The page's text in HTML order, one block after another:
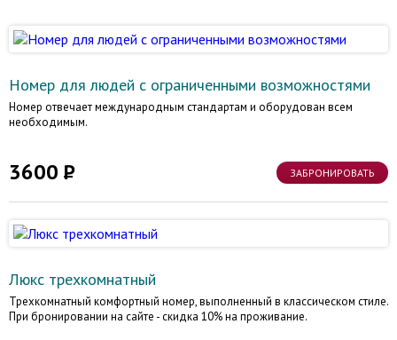
Номер для людей с ограниченными возможностями
Номер отвечает международным стандартам и оборудован всем
необходимым.
3600 ЗАБРОНИРОВАТЬ
Люкс трехкомнатный
Трехкомнатный комфортный номер, выполненный в классическом стиле.
При бронировании на сайте - скидка 10% на проживание.